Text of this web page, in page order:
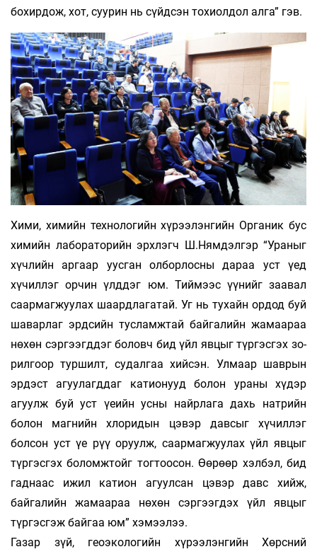
бохирдож, хот, суурин нь сүйдсэн тохиолдол алга” гэв.
Хими, химийн технологийн хүрээ­лэн­гийн Органик бус
химийн лабораторийн эрхлэгч Ш.Нямдэлгэр “Ураныг
хүчлийн аргаар уусган олборлосны дараа уст үед
хүчиллэг орчин үлддэг юм. Тиймээс үүнийг заавал
саармагжуулах шаардлагатай. Уг нь тухайн ордод буй
шаварлаг эрдсийн тусламжтай байгалийн жамаараа
нөхөн сэргээгддэг боловч бид үйл явцыг түргэсгэх зо­
рилгоор туршилт, судалгаа хийсэн. Улмаар шав­рын
эрдэст агуулагддаг катионууд болон ураны хүдэр
агуулж буй уст үеийн усны найрлага дахь натрийн
болон магнийн хлоридын цэвэр дав­сыг хүчиллэг
болсон уст үе рүү оруулж, саар­маг­жуу­лах үйл явцыг
түргэсгэх боломжтойг тогтоосон. Өөрөөр хэлбэл, бид
гаднаас ижил катион агуул­сан цэвэр давс хийж,
байгалийн жамаараа нөхөн сэр­гээгдэх үйл явцыг
түргэсгэж байгаа юм” хэ­мээ­лээ.
Газар зүй, геоэкологийн хүрээ­лэн­гийн Хөрс­ний